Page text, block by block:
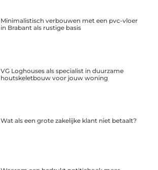
Minimalistisch verbouwen met een pvc-vloer
in Brabant als rustige basis
VG Loghouses als specialist in duurzame
houtskeletbouw voor jouw woning
Wat als een grote zakelijke klant niet betaalt?